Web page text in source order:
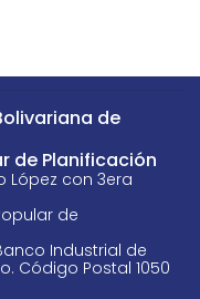
de
de Planificación
López con 3era
de
Industrial de
Código Postal 1050